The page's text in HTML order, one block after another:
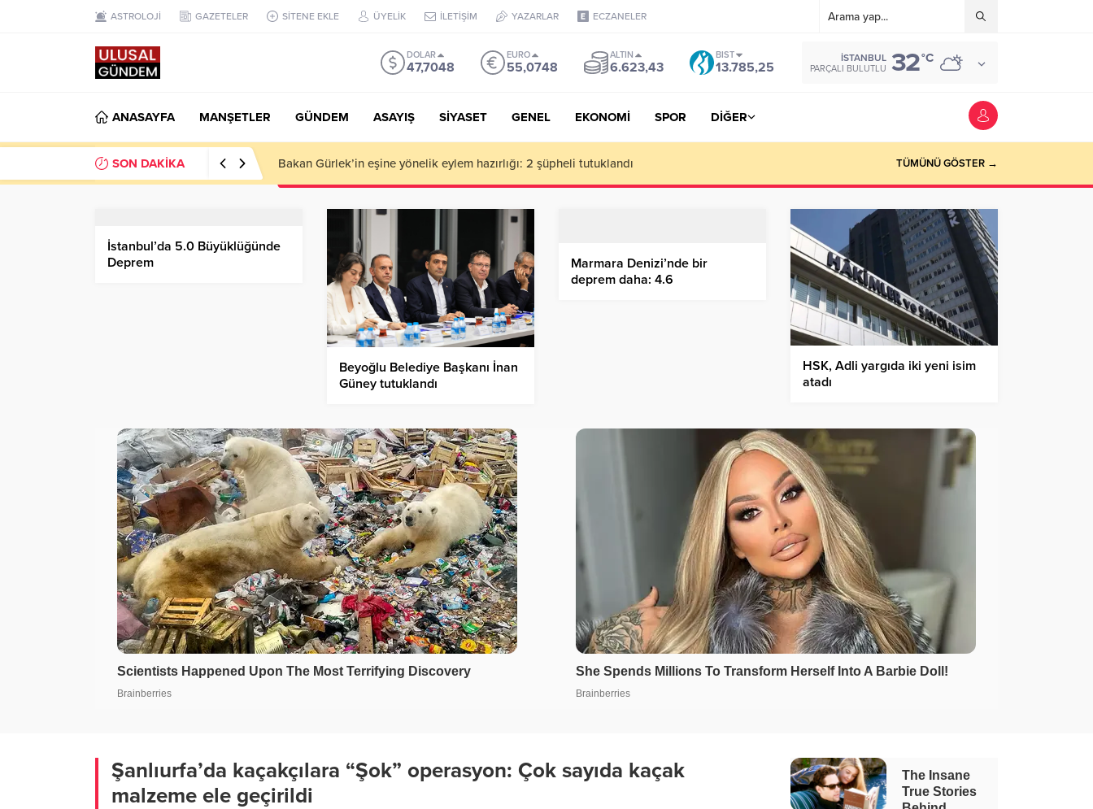
ASTROLOJİ GAZETELER SİTENE EKLE ÜYELİK İLETİŞİM YAZARLAR ECZANELER
DOLAR
47,7048
EURO
55,0748
ALTIN
6.623,43
BIST
13.785,25
İSTANBUL
PARÇALI BULUTLU 32°C
ANASAYFA MANŞETLER GÜNDEM ASAYIŞ SİYASET GENEL EKONOMİ SPOR DİĞER
SON DAKİKA Ahbap Derneği’nde milyonluk vurgun iddiası: Haluk Levent ve Ekibine gözaltı TÜMÜNÜ GÖSTER →
İstanbul’da 5.0 Büyüklüğünde
Deprem
Beyoğlu Belediye Başkanı İnan
Güney tutuklandı
Marmara Denizi’nde bir
deprem daha: 4.6
HSK, Adli yargıda iki yeni isim
atadı
Şanlıurfa’da kaçakçılara “Şok” operasyon: Çok sayıda kaçak
malzeme ele geçirildi